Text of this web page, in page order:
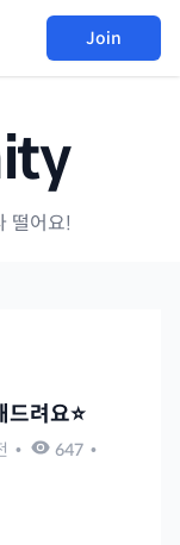
Join
떨어요!
드려요⭐️
• 647 •